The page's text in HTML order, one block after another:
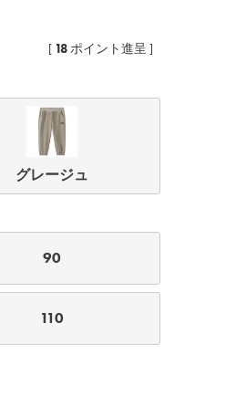
[ 18ポイント進呈 ]
グレージュ
90
110